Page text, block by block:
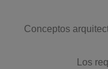
Conceptos
Los